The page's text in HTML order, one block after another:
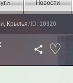
Новости
Крылья/ ID: 10320